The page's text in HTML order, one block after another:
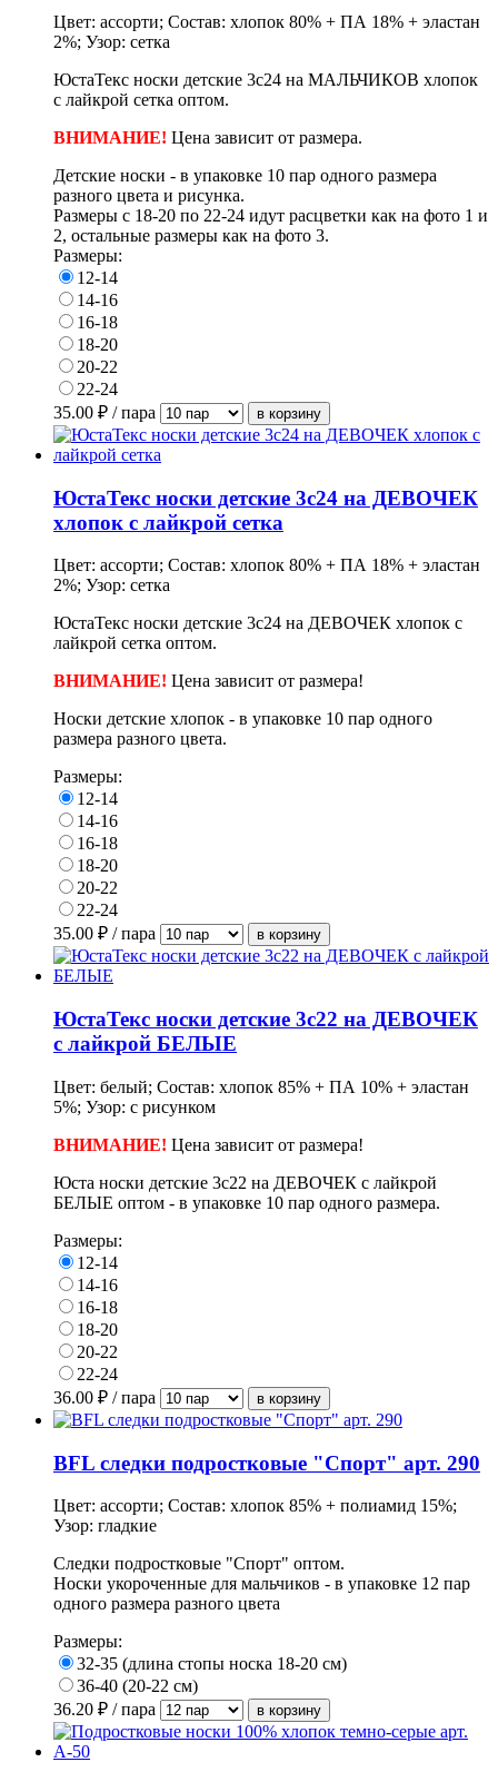
Цвет: ассорти; Состав: хлопок 80% + ПА 18% + эластан
2%; Узор: сетка
ЮстаТекс носки детские 3с24 на МАЛЬЧИКОВ хлопок
с лайкрой сетка оптом.
ВНИМАНИЕ! Цена зависит от размера.
Детские носки - в упаковке 10 пар одного размера
разного цвета и рисунка.
Размеры с 18-20 по 22-24 идут расцветки как на фото 1 и
2, остальные размеры как на фото 3.
Размеры:
12-14
14-16
16-18
18-20
20-22
22-24
35.00 ₽ / пара
ЮстаТекс носки детские 3с24 на ДЕВОЧЕК
хлопок с лайкрой сетка
Цвет: ассорти; Состав: хлопок 80% + ПА 18% + эластан
2%; Узор: сетка
ЮстаТекс носки детские 3с24 на ДЕВОЧЕК хлопок с
лайкрой сетка оптом.
ВНИМАНИЕ! Цена зависит от размера!
Носки детские хлопок - в упаковке 10 пар одного
размера разного цвета.
Размеры:
12-14
14-16
16-18
18-20
20-22
22-24
35.00 ₽ / пара
ЮстаТекс носки детские 3с22 на ДЕВОЧЕК
с лайкрой БЕЛЫЕ
Цвет: белый; Состав: хлопок 85% + ПА 10% + эластан
5%; Узор: с рисунком
ВНИМАНИЕ! Цена зависит от размера!
Юста носки детские 3с22 на ДЕВОЧЕК с лайкрой
БЕЛЫЕ оптом - в упаковке 10 пар одного размера.
Размеры:
12-14
14-16
16-18
18-20
20-22
22-24
36.00 ₽ / пара
BFL следки подростковые "Спорт" арт. 290
Цвет: ассорти; Состав: хлопок 85% + полиамид 15%;
Узор: гладкие
Следки подростковые "Спорт" оптом.
Носки укороченные для мальчиков - в упаковке 12 пар
одного размера разного цвета
Размеры:
32-35 (длина стопы носка 18-20 см)
36-40 (20-22 см)
36.20 ₽ / пара